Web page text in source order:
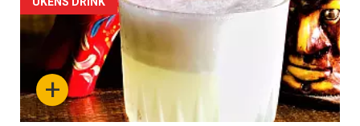
Forsiden
akkurat
nå
-
+